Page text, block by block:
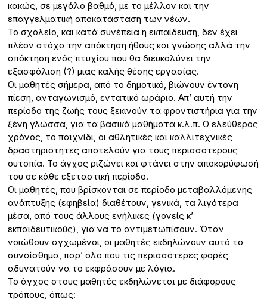
κακώς, σε μεγάλο βαθμό, με το μέλλον και την
επαγγελματική αποκατάσταση των νέων.
Το σχολείο, και κατά συνέπεια η εκπαίδευση, δεν έχει
πλέον στόχο την απόκτηση ήθους και γνώσης αλλά την
απόκτηση ενός πτυχίου που θα διευκολύνει την
εξασφάλιση (?) μιας καλής θέσης εργασίας.
Οι μαθητές σήμερα, από το δημοτικό, βιώνουν έντονη
πίεση, ανταγωνισμό, εντατικό ωράριο. Απ’ αυτή την
περίοδο της ζωής τους ξεκινούν τα φροντιστήρια για την
ξένη γλώσσα, για τα βασικά μαθήματα κ.λ.π. Ο ελεύθερος
χρόνος, το παιχνίδι, οι αθλητικές και καλλιτεχνικές
δραστηριότητες αποτελούν για τους περισσότερους
ουτοπία. Το άγχος ριζώνει και φτάνει στην αποκορύφωσή
του σε κάθε εξεταστική περίοδο.
Οι μαθητές, που βρίσκονται σε περίοδο μεταβαλλόμενης
ανάπτυξης (εφηβεία) διαθέτουν, γενικά, τα λιγότερα
μέσα, από τους άλλους ενήλικες (γονείς κ’
εκπαιδευτικούς), για να το αντιμετωπίσουν. Όταν
νοιώθουν αγχωμένοι, οι μαθητές εκδηλώνουν αυτό το
συναίσθημα, παρ’ όλο που τις περισσότερες φορές
αδυνατούν να το εκφράσουν με λόγια.
Το άγχος στους μαθητές εκδηλώνεται με διάφορους
τρόπους, όπως: